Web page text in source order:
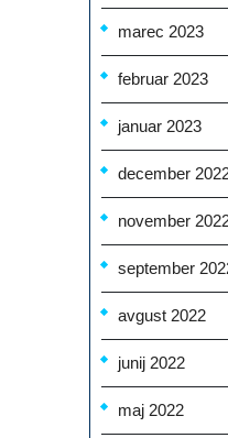
marec 2023
februar 2023
januar 2023
december
november
september
avgust 2022
junij 2022
maj 2022